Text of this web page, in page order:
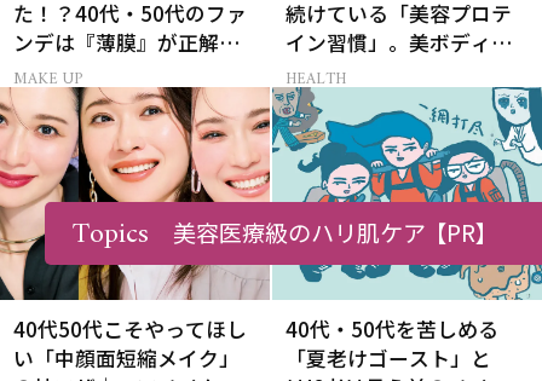
た！？40代・50代のファ
ンデは『薄膜』が正解で
した
MAKE UP
続けている「美容プロテ
イン習慣」。美ボディを
支える朝ルーティンと
は？
HEALTH
40代50代こそやってほし
い「中顔面短縮メイク」
40代・50代を苦しめる
「夏老けゴースト」と
Topics 美容医療級のハリ肌ケア【PR】